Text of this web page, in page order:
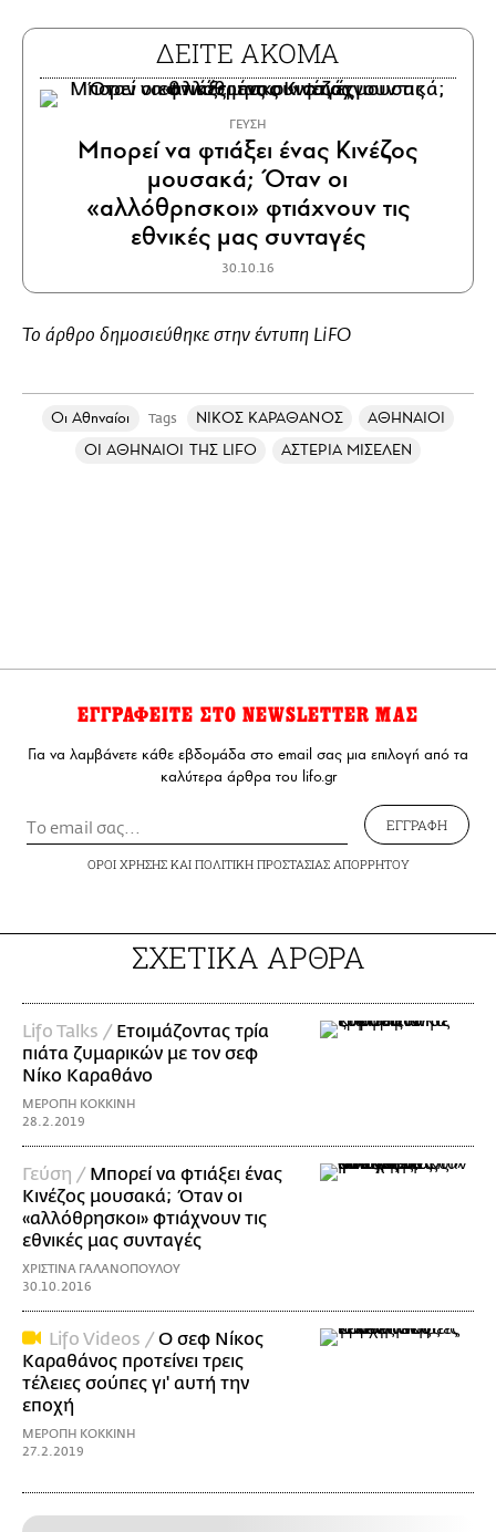
ΔΕΙΤΕ ΑΚΟΜΑ
ΓΕΥΣΗ
Μπορεί να φτιάξει ένας Κινέζος
μουσακά; Όταν οι
«αλλόθρησκοι» φτιάχνουν τις
εθνικές μας συνταγές
30.10.16
Το άρθρο δημοσιεύθηκε στην έντυπη LiFO
Οι Αθηναίοι Tags ΝΙΚΟΣ ΚΑΡΑΘΑΝΟΣ
ΑΘΗΝΑΙΟΙ
ΟΙ ΑΘΗΝΑΙΟΙ ΤΗΣ LIFO
ΑΣΤΕΡΙΑ ΜΙΣΕΛΕΝ
ΕΓΓΡΑΦΕΙΤΕ ΣΤΟ NEWSLETTER ΜΑΣ
Για να λαμβάνετε κάθε εβδομάδα στο email σας μια επιλογή από τα
καλύτερα άρθρα του lifo.gr
ΕΓΓΡΑΦΗ
ΟΡΟΙ ΧΡΗΣΗΣΚΑΙ ΠΟΛΙΤΙΚΗ ΠΡΟΣΤΑΣΙΑΣ ΑΠΟΡΡΗΤΟΥ
ΣΧΕΤΙΚΑ ΑΡΘΡΑ
Lifo Talks / Ετοιμάζοντας τρία
πιάτα ζυμαρικών με τον σεφ
Νίκο Καραθάνο
ΜΕΡΟΠΗ ΚΟΚΚΙΝΗ
28.2.2019
Γεύση / Μπορεί να φτιάξει ένας
Κινέζος μουσακά; Όταν οι
«αλλόθρησκοι» φτιάχνουν τις
εθνικές μας συνταγές
ΧΡΙΣΤΙΝΑ ΓΑΛΑΝΟΠΟΥΛΟΥ
30.10.2016
Lifo Videos /O σεφ Νίκος
Καραθάνος προτείνει τρεις
τέλειες σούπες γι' αυτή την
εποχή
ΜΕΡΟΠΗ ΚΟΚΚΙΝΗ
27.2.2019